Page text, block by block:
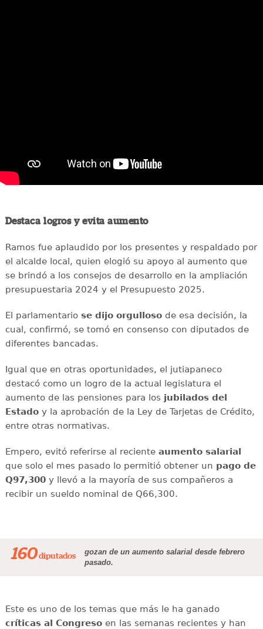
Destaca logros y evita aumento
Ramos fue aplaudido por los presentes y respaldado por
el alcalde local, quien elogió su apoyo al aumento que
se brindó a los consejos de desarrollo en la ampliación
presupuestaria 2024 y el Presupuesto 2025.
El parlamentariose dijo orgullosode esa decisión, la
cual, confirmó, se tomó en consenso con diputados de
diferentes bancadas.
Igual que en otras oportunidades, el jutiapaneco
destacó como un logro de la actual legislatura el
aumento de las pensiones para los jubilados del
Estadoy la aprobación de la Ley de Tarjetas de Crédito,
entre otras normativas.
Empero, evitó referirse al recienteaumento salarial
que solo el mes pasado lo permitió obtener un pago de
Q97,300y llevó a la mayoría de sus compañeros a
recibir un sueldo nominal de Q66,300.
160diputados
gozan de un aumento salarial desde febrero
pasado.
Este es uno de los temas que más le ha ganado
críticas al Congresoen las semanas recientes y han